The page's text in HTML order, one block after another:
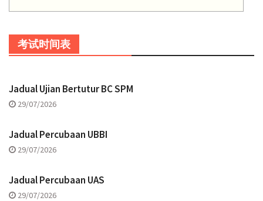
考试时间表
Jadual Ujian Bertutur BC SPM
29/07/2026
Jadual Percubaan UBBI
29/07/2026
Jadual Percubaan UAS
29/07/2026